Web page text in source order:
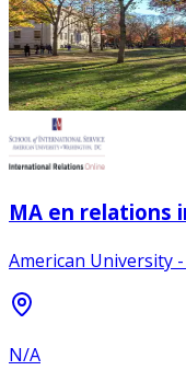
MA en relations
American University
N/A